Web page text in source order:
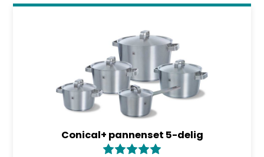
Conical+ pannenset 5-delig